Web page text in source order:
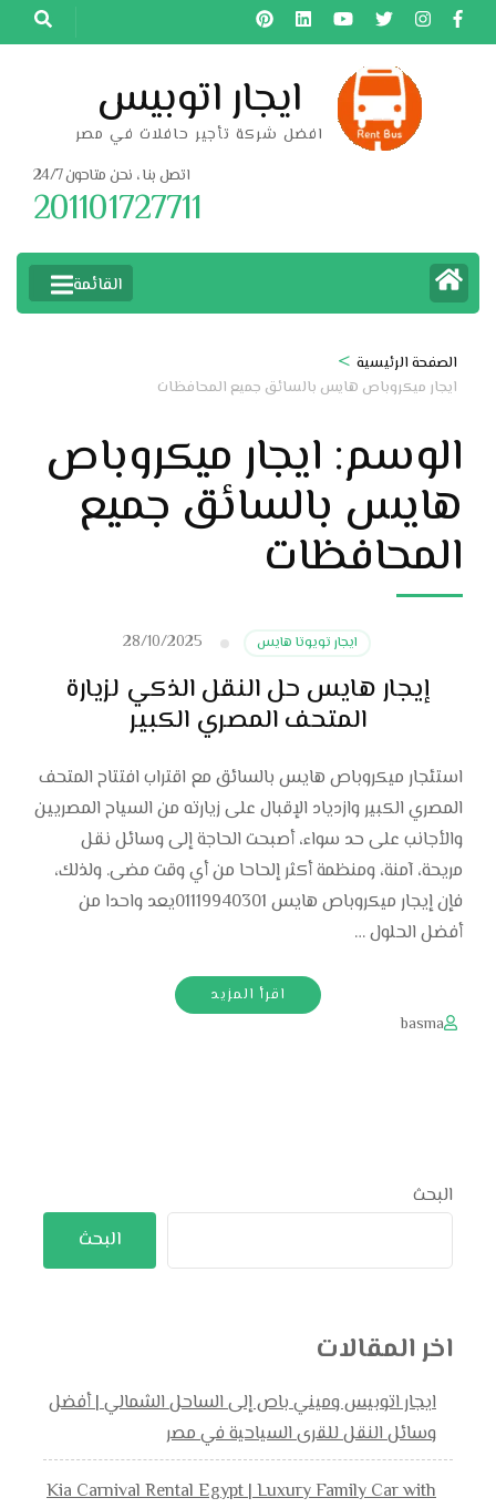
تخطى
إلى
ايجار اتوبيس
افضل شركة تأجير حافلات في مصر
اتصل بنا ، نحن متاحون 24/7
201101727711
القائمة
الصفحة الرئيسية >
ايجار ميكروباص هايس بالسائق جميع المحافظات
الوسم: ايجار ميكروباص
هايس بالسائق جميع
المحافظات
ايجار تويوتا هايس 28/10/2025
إيجار هايس حل النقل الذكي لزيارة
المتحف المصري الكبير
استئجار ميكروباص هايس بالسائق مع اقتراب افتتاح المتحف
المصري الكبير وازدياد الإقبال على زيارته من السياح المصريين
والأجانب على حد سواء، أصبحت الحاجة إلى وسائل نقل
مريحة، آمنة، ومنظمة أكثر إلحاحا من أي وقت مضى. ولذلك،
فإن إيجار ميكروباص هايس 01119940301يعد واحدا من
أفضل الحلول …
اقرأ المزيد
basma
البحث
البحث
اخر المقالات
ايجار اتوبيس وميني باص إلى الساحل الشمالي | أفضل
وسائل النقل للقرى السياحية في مصر
Kia Carnival Rental Egypt | Luxury Family Car with